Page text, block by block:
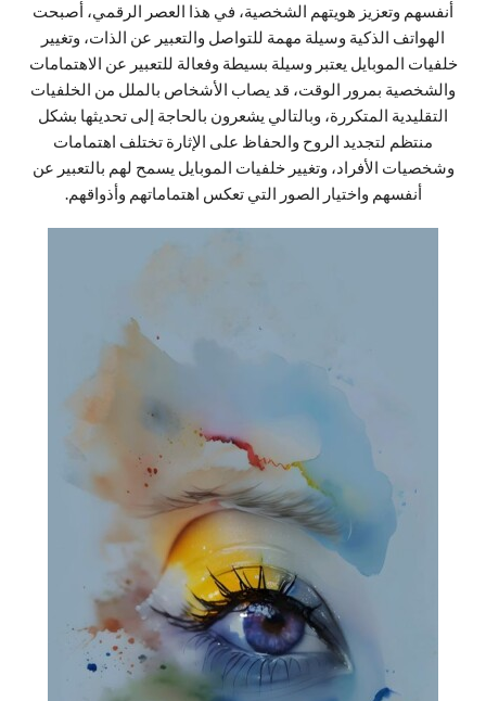
أنفسهم وتعزيز هويتهم الشخصية، في هذا العصر الرقمي، أصبحت
الهواتف الذكية وسيلة مهمة للتواصل والتعبير عن الذات، وتغيير
خلفيات الموبايل يعتبر وسيلة بسيطة وفعالة للتعبير عن الاهتمامات
والشخصية بمرور الوقت، قد يصاب الأشخاص بالملل من الخلفيات
التقليدية المتكررة، وبالتالي يشعرون بالحاجة إلى تحديثها بشكل
منتظم لتجديد الروح والحفاظ على الإثارة تختلف اهتمامات
وشخصيات الأفراد، وتغيير خلفيات الموبايل يسمح لهم بالتعبير عن
أنفسهم واختيار الصور التي تعكس اهتماماتهم وأذواقهم.